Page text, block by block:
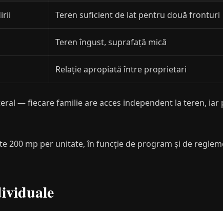
Teren suficient de lat pentru două fronturi
Teren îngust, suprafață mică
Relație apropiată între proprietari
— fiecare familie are acces independent la teren, iar
200 mp per unitate, în funcție de program și de